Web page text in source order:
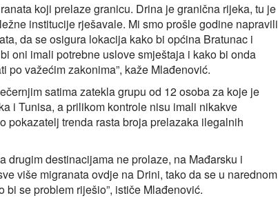
koji prelaze granicu. Drina je granična rijeka, tu je
institucije rješavale. Mi smo prošle godine napravili
da se osigura lokacija kako bi općina Bratunac i
oni imali potrebne uslove smještaja i kako bi onda
važećim zakonima”, kaže Mlađenović.
satima zatekla grupu od 12 osoba za koje je
i Tunisa, a prilikom kontrole nisu imali nikakve
pokazatelj trenda rasta broja prelazaka ilegalnih
drugim destinacijama ne prolaze, na Mađarsku i
više migranata ovdje na Drini, tako da se u narednom
se problem riješio”, ističe Mlađenović.